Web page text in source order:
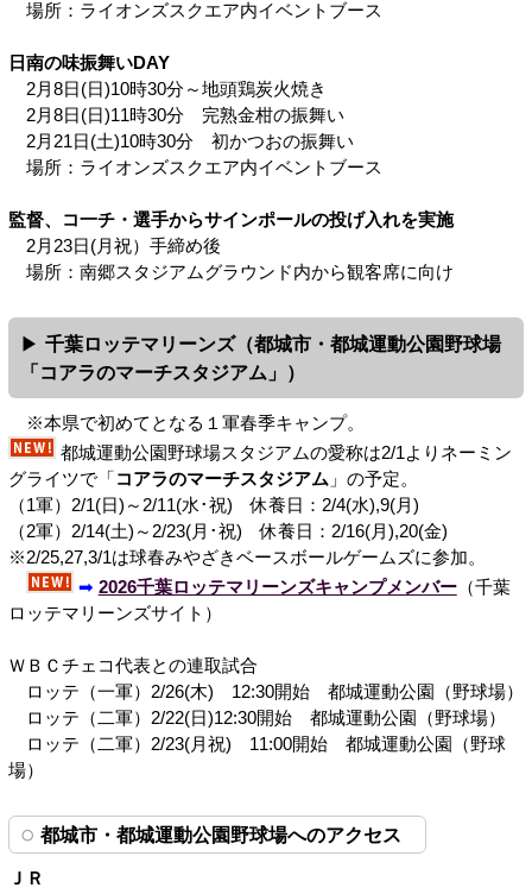
場所：ライオンズスクエア内イベントブース
日南の味振舞いDAY
2月8日(日)10時30分～地頭鶏炭火焼き
2月8日(日)11時30分 完熟金柑の振舞い
2月21日(土)10時30分 初かつおの振舞い
場所：ライオンズスクエア内イベントブース
監督、コ一チ・選手からサインポールの投げ入れを実施
2月23日(月祝）手締め後
場所：南郷スタジアムグラウンド内から観客席に向け
千葉ロッテマリーンズ（都城市・都城運動公園野球場
「コアラのマーチスタジアム 」）
※本県で初めてとなる１軍春季キャンプ。
都城運動公園野球場スタジアムの愛称は2/1よりネーミン
グライツで「 コアラのマーチスタジアム 」の予定。
（1軍）2/1(日)～2/11(水･祝) 休養日：2/4(水),9(月)
（2軍）2/14(土)～2/23(月･祝) 休養日：2/16(月),20(金)
※2/25,27,3/1は球春みやざきベースボールゲームズに参加。
➡ 2026千葉ロッテマリーンズキャンプメンバー（千葉
ロッテマリーンズサイト）
ＷＢＣチェコ代表との連取試合
ロッテ（一軍）2/26(木) 12:30開始 都城運動公園（野球場）
ロッテ（二軍）2/22(日)12:30開始 都城運動公園（野球場）
ロッテ（二軍）2/23(月祝) 11:00開始 都城運動公園（野球
場）
都城市・都城運動公園野球場へのアクセス
ＪＲ